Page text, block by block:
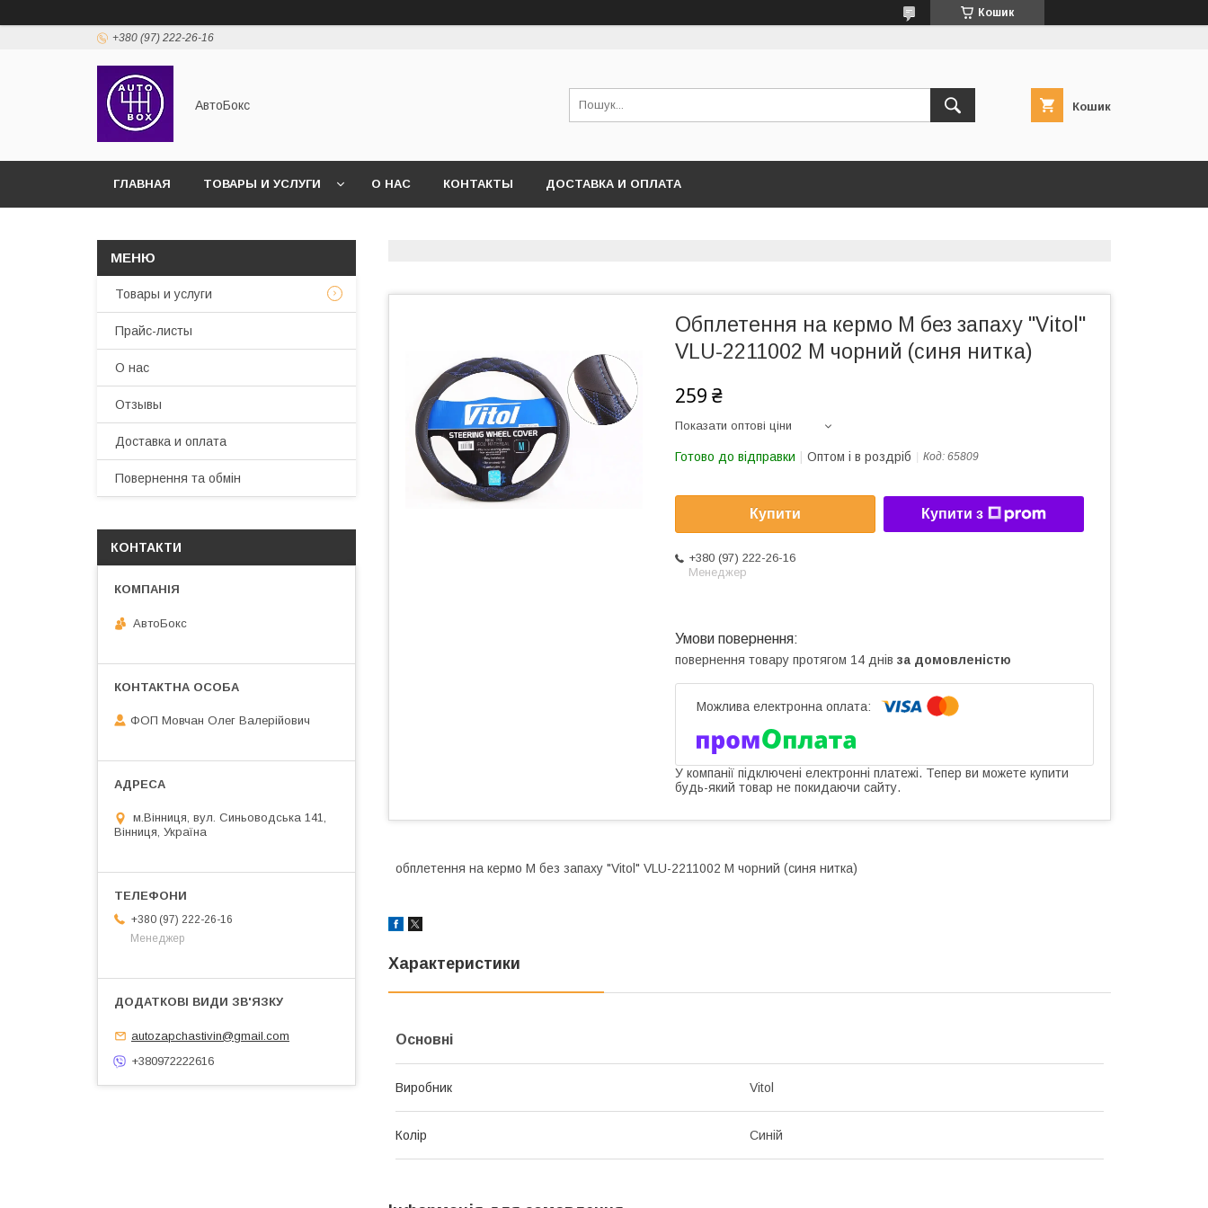
Кошик
+380 (97) 222-26-16
АвтоБокс Кошик
ГЛАВНАЯ ТОВАРЫ И УСЛУГИ О НАС КОНТАКТЫ ДОСТАВКА И ОПЛАТА
Обплетення на кермо M без запаху "Vitol"
VLU-2211002 M чорний (синя нитка)
259 ₴
Показати оптові ціни
Готово до відправки Оптом і в роздріб Код: 65809
Купити Купити з
+380 (97) 222-26-16
Менеджер
повернення товару протягом 14 днів за домовленістю
У компанії підключені електронні платежі. Тепер ви можете купити
будь-який товар не покидаючи сайту.
обплетення на кермо M без запаху "Vitol" VLU-2211002 M чорний (синя нитка)
Характеристики
Основні
Виробник Vitol
Колір Синій
Товары и услуги
Прайс-листы
О нас
Отзывы
Доставка и оплата
Повернення та обмін
КОНТАКТИ
АвтоБокс
ФОП Мовчан Олег Валерійович
м.Вінниця, вул. Синьоводська 141,
Вінниця, Україна
+380 (97) 222-26-16
Менеджер
autozapchastivin@gmail.com
+380972222616